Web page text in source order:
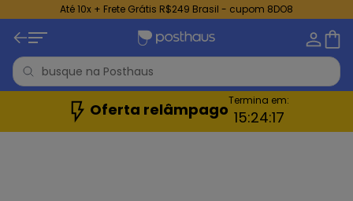
Até 10x + Frete Grátis R$249 Brasil - cupom 8DO8
Oferta relâmpagoTermina em:
15:24:15